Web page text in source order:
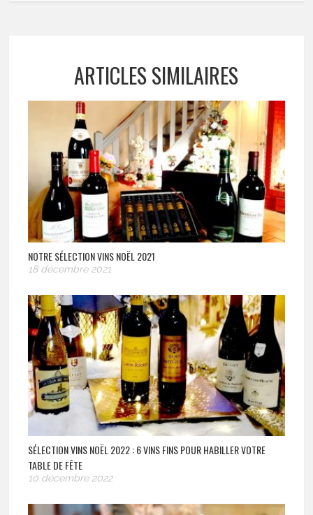
ARTICLES SIMILAIRES
NOTRE SÉLECTION VINS NOËL 2021
18 décembre 2021
SÉLECTION VINS NOËL 2022 : 6 VINS FINS POUR HABILLER VOTRE
TABLE DE FÊTE
10 décembre 2022